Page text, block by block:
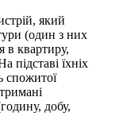
який
(один з них
в квартиру,
підставі їхніх
спожитої
добу,